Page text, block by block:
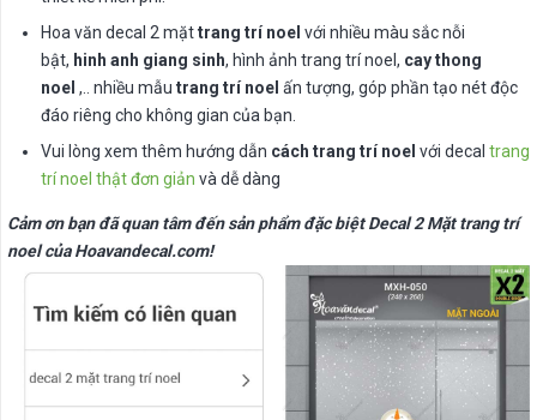
Hoa văn decal 2 mặttrang trí noel với nhiều màu sắc nỗi
bật, hinh anh giang sinh, hình ảnh trang trí noel, cay thong
noel ,.. nhiều mẫu trang trí noel ấn tượng, góp phần tạo nét độc
đáo riêng cho không gian của bạn.
Vui lòng xem thêm hướng dẫn cách trang trí noel với decal trang
trí noel thật đơn giản và dễ dàng
Cảm ơn bạn đã quan tâm đến sản phẩm đặc biệt Decal 2 Mặt trang trí
noel của Hoavandecal.com!